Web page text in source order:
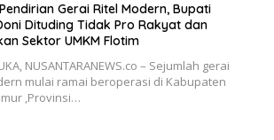
Gerai Ritel Modern, Bupati
Dituding Tidak Pro Rakyat dan
Sektor UMKM Flotim
NUSANTARANEWS.co – Sejumlah gerai
mulai ramai beroperasi di Kabupaten
,Provinsi…